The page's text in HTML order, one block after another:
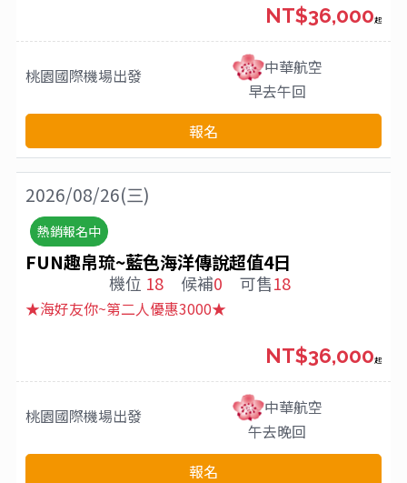
桃園國際機場出發
中華航空
早去午回
NT$36,000起
報名
2026/08/26(三)
熱銷報名中
FUN趣帛琉~藍色海洋傳說超值4日
機位 18 候補0 可售18
★海好友你~第二人優惠3000★
桃園國際機場出發
中華航空
午去晚回
NT$36,000起
報名